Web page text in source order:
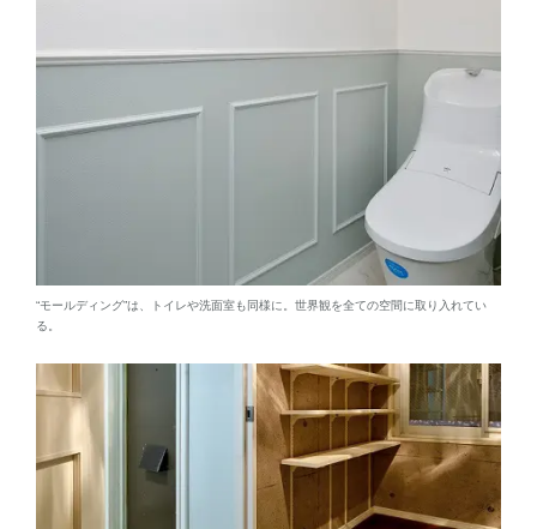
“モールディング”は、トイレや洗面室も同様に。世界観を全ての空間に取り入れてい
る。